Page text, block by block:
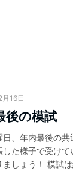
子でした。目を
いました。2人
16日
後の模試
日、年内最後の
した様子で受け
ましょう！ 模試